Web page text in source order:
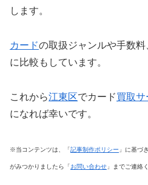
します。
カードの取扱ジャンルや手数
に比較もしています。
これから江東区でカード買取サ
になれば幸いです。
※当コンテンツは、「記事制作ポリシー 」に基づ
がみつかりましたら「お問い合わせ 」までご連絡